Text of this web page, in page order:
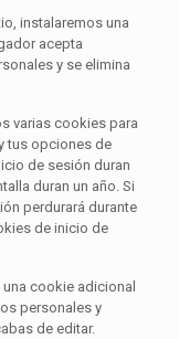
instalaremos una
acepta
y se elimina
varias cookies para
tus opciones de
de sesión duran
duran un año. Si
perdurará durante
de inicio de
cookie adicional
personales y
de editar.